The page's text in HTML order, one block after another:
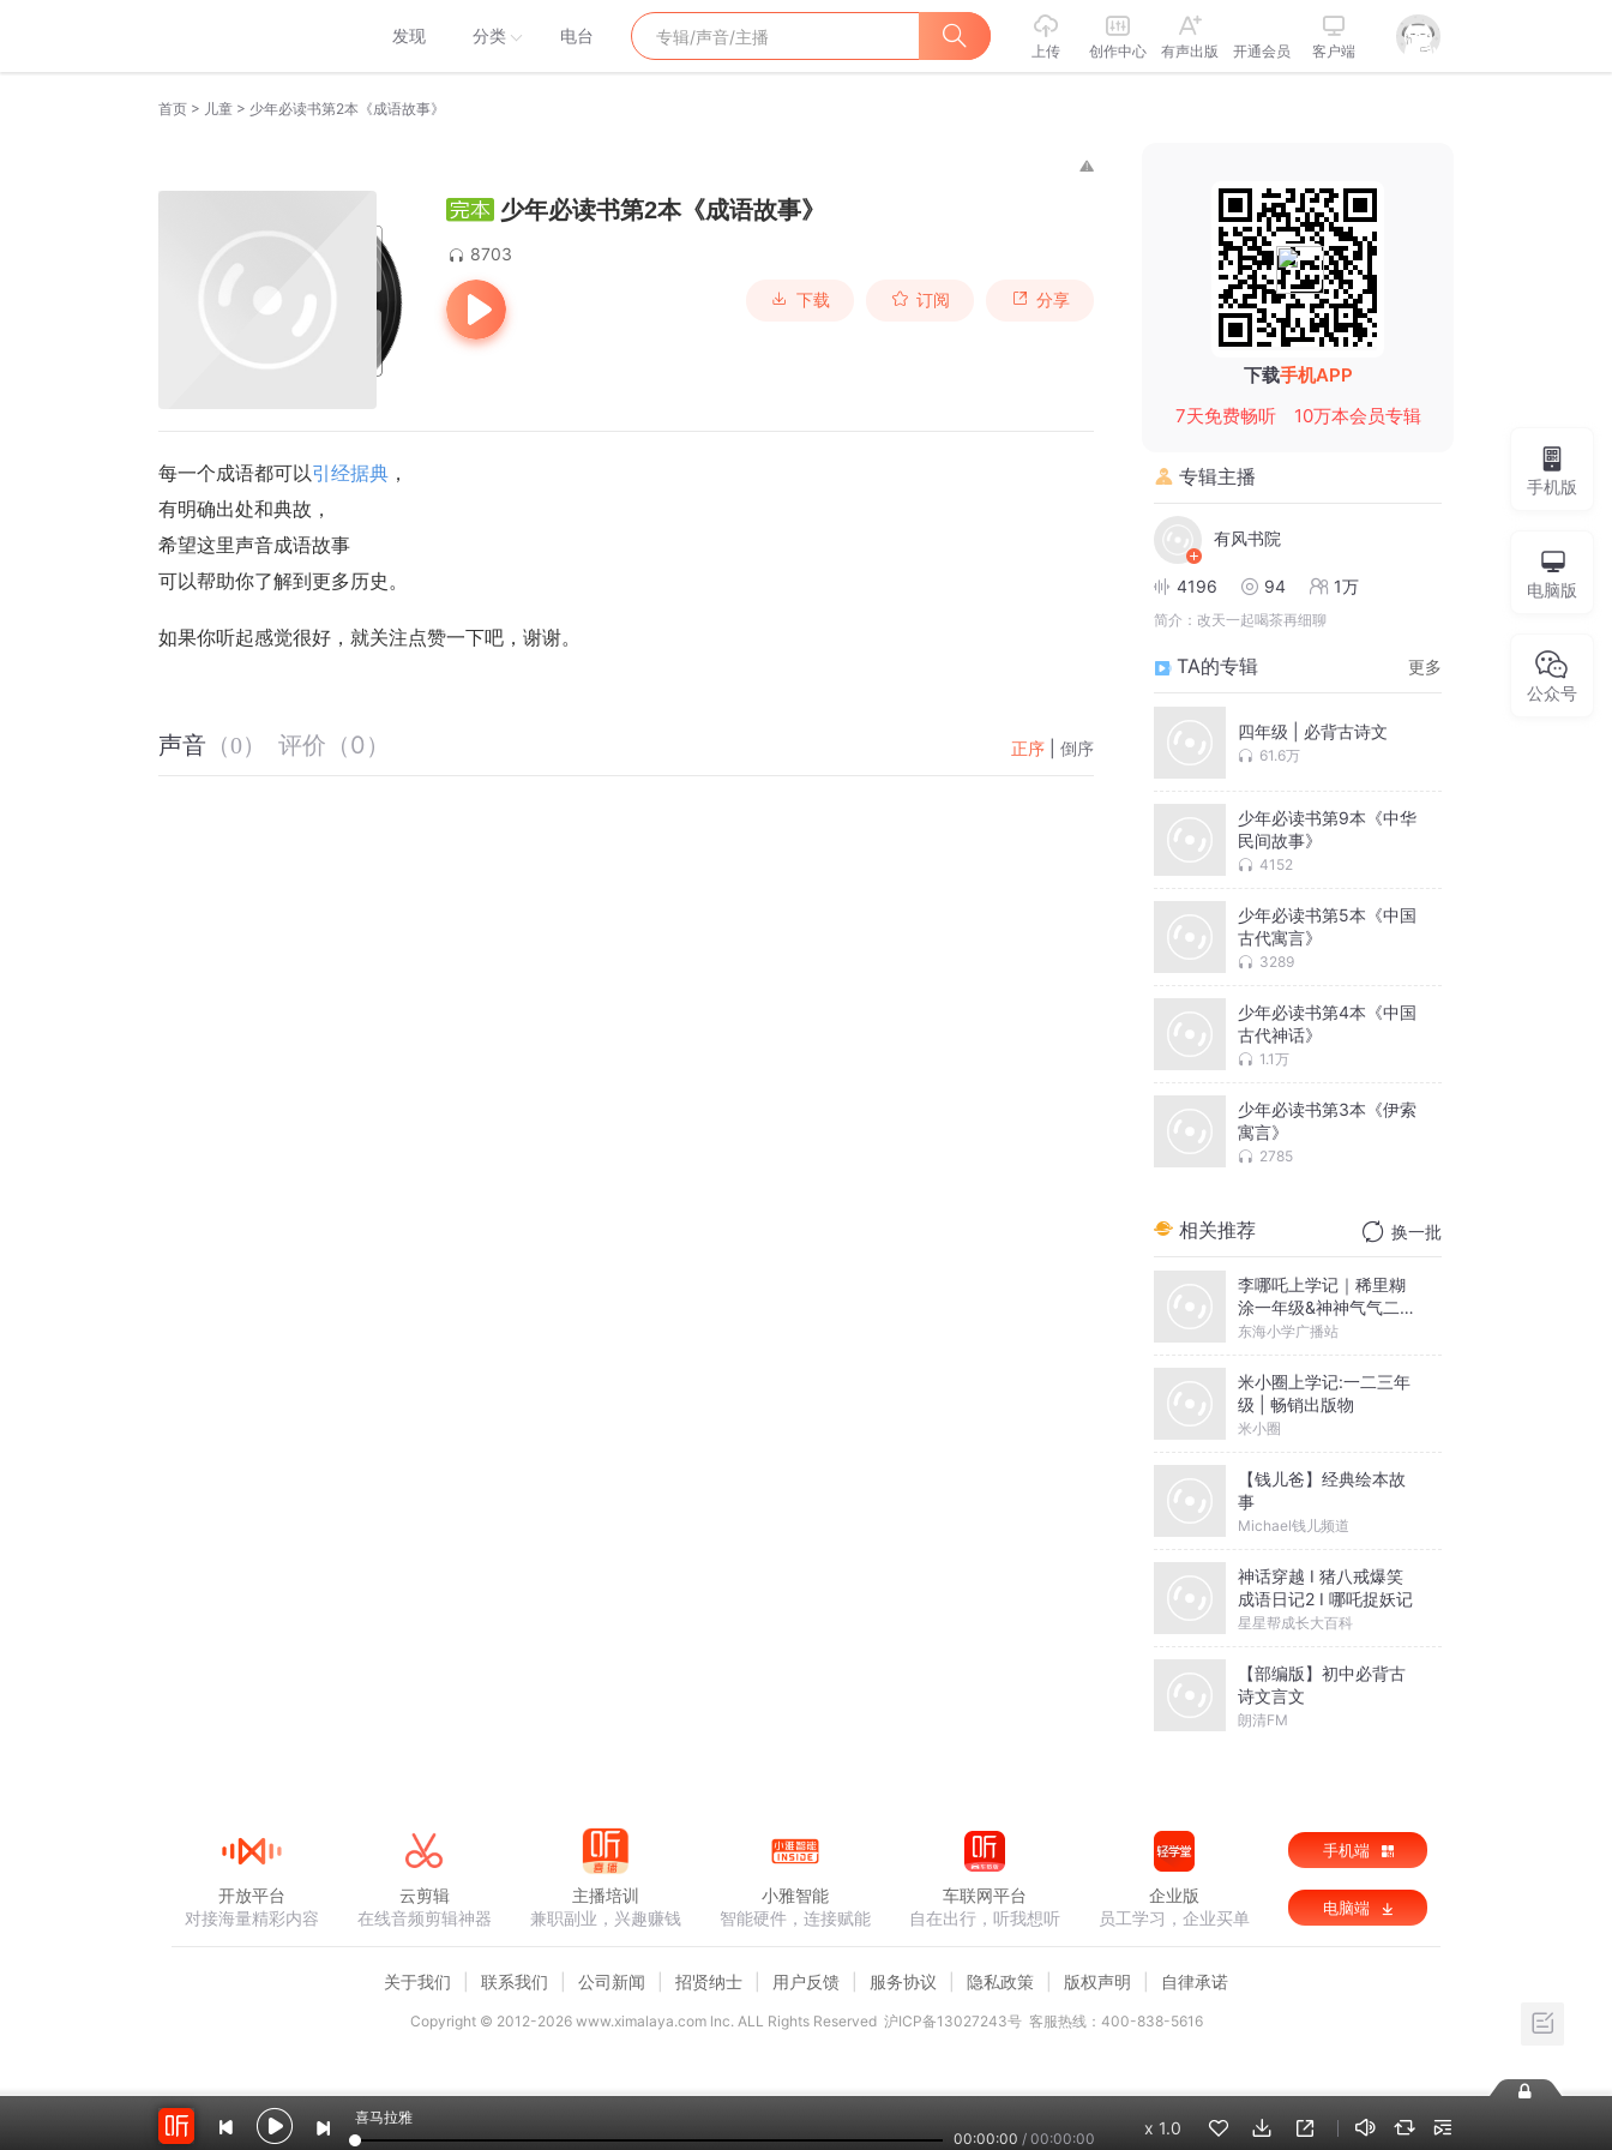
发现 分类 电台
上传 创作中心 有声出版 开通会员 客户端
首页 > 儿童 > 少年必读书第2本《成语故事》
少年必读书第2本《成语故事》
8703
下载 订阅 分享
每一个成语都可以引经据典 ，
有明确出处和典故，
希望这里声音成语故事
可以帮助你了解到更多历史。
如果你听起感觉很好，就关注点赞一下吧，谢谢。
声音 （0） 评价 （0 ） 正序 倒序
下载手机APP
7天免费畅听
10万本会员专辑
专辑主播
有风书院
4196 94 1万
简介： 改天一起喝茶再细聊
TA的专辑 更多
四年级 | 必背古诗文
61.6万
少年必读书第9本《中华
民间故事》
4152
少年必读书第5本《中国
古代寓言》
3289
少年必读书第4本《中国
古代神话》
1.1万
少年必读书第3本《伊索
寓言》
2785
相关推荐 换一批
李哪吒上学记｜稀里糊
涂一年级&神神气气二年
级
东海小学广播站
米小圈上学记:一二三年
级 | 畅销出版物
米小圈
【钱儿爸】经典绘本故
事
Michael钱儿频道
神话穿越 I 猪八戒爆笑
成语日记2 I 哪吒捉妖记
星星帮成长大百科
【部编版】初中必背古
诗文言文
朗清FM
手机版
电脑版
公众号
喜马拉雅
00:00:00 / 00:00:00
x 1.0
开放平台
对接海量精彩内容
云剪辑
在线音频剪辑神器
主播培训
兼职副业，兴趣赚钱
小雅智能
智能硬件，连接赋能
车联网平台
自在出行，听我想听
企业版
员工学习，企业买单
手机端
电脑端
关于我们 联系我们 公司新闻 招贤纳士 用户反馈 服务协议 隐私政策 版权声明 自律承诺
Copyright © 2012-2026www.ximalaya.com lnc. ALL Rights Reserved 沪ICP备13027243号 客服热线：400-838-5616